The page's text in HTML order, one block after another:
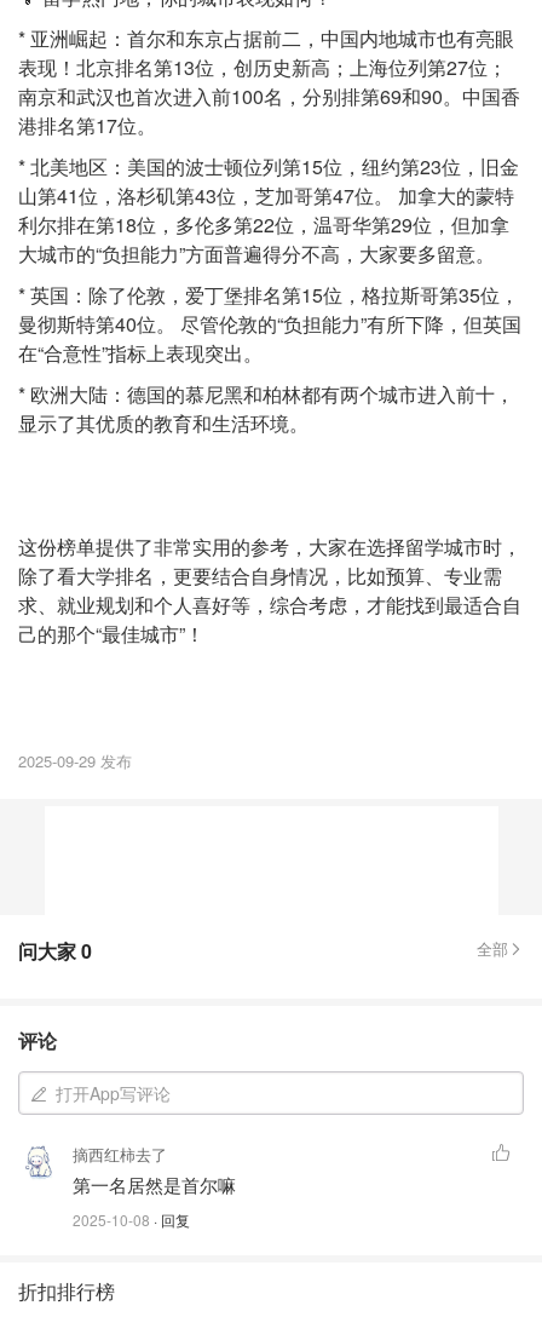
* 亚洲崛起：首尔和东京占据前二，中国内地城市也有亮眼
表现！北京排名第13位，创历史新高；上海位列第27位；
南京和武汉也首次进入前100名，分别排第69和90。中国香
港排名第17位。
* 北美地区：美国的波士顿位列第15位，纽约第23位，旧金
山第41位，洛杉矶第43位，芝加哥第47位。 加拿大的蒙特
利尔排在第18位，多伦多第22位，温哥华第29位，但加拿
大城市的“负担能力”方面普遍得分不高，大家要多留意。
* 英国：除了伦敦，爱丁堡排名第15位，格拉斯哥第35位，
曼彻斯特第40位。 尽管伦敦的“负担能力”有所下降，但英国
在“合意性”指标上表现突出。
* 欧洲大陆：德国的慕尼黑和柏林都有两个城市进入前十，
显示了其优质的教育和生活环境。
这份榜单提供了非常实用的参考，大家在选择留学城市时，
除了看大学排名，更要结合自身情况，比如预算、专业需
求、就业规划和个人喜好等，综合考虑，才能找到最适合自
己的那个“最佳城市”！
2025-09-29 发布
问大家0 全部
评论
打开App写评论
摘西红柿去了
第一名居然是首尔嘛
2025-10-08 · 回复
折扣排行榜